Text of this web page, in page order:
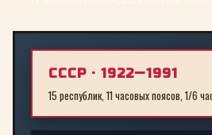
СССР · 1922—1991
15 республик, 11 часовых поясов, 1/6